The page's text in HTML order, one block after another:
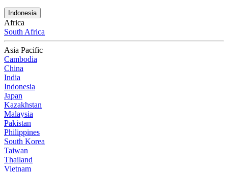
Indonesia
Africa
South Africa
Asia Pacific
Cambodia
China
India
Indonesia
Japan
Kazakhstan
Malaysia
Pakistan
Philippines
South Korea
Taiwan
Thailand
Vietnam